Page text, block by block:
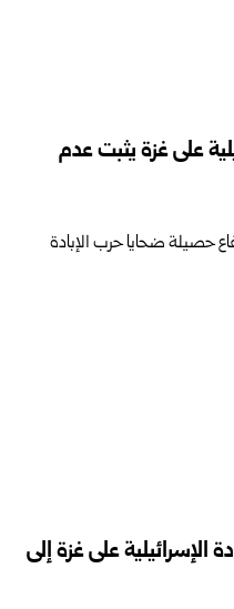
على غزة يثبت عدم
الإسرائيلية على غزة إلى